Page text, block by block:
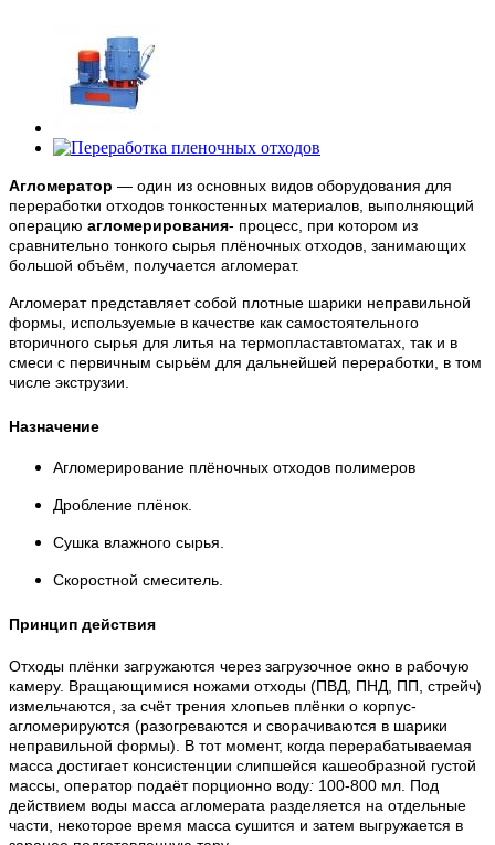
Агломератор — один из основных видов оборудования для
переработки отходов тонкостенных материалов, выполняющий
операцию агломерирования- процесс, при котором из
сравнительно тонкого сырья плёночных отходов, занимающих
большой объём, получается агломерат.
Агломерат представляет собой плотные шарики неправильной
формы, используемые в качестве как самостоятельного
вторичного сырья для литья на термопластавтоматах, так и в
смеси с первичным сырьём для дальнейшей переработки, в том
числе экструзии.
Назначение
Агломерирование плёночных отходов полимеров
Дробление плёнок.
Сушка влажного сырья.
Скоростной смеситель.
Принцип действия
Отходы плёнки загружаются через загрузочное окно в рабочую
камеру. Вращающимися ножами отходы (ПВД, ПНД, ПП, стрейч)
измельчаются, за счёт трения хлопьев плёнки о корпус-
агломерируются (разогреваются и сворачиваются в шарики
неправильной формы). В тот момент, когда перерабатываемая
масса достигает консистенции слипшейся кашеобразной густой
массы, оператор подаёт порционно воду: 100-800 мл. Под
действием воды масса агломерата разделяется на отдельные
части, некоторое время масса сушится и затем выгружается в